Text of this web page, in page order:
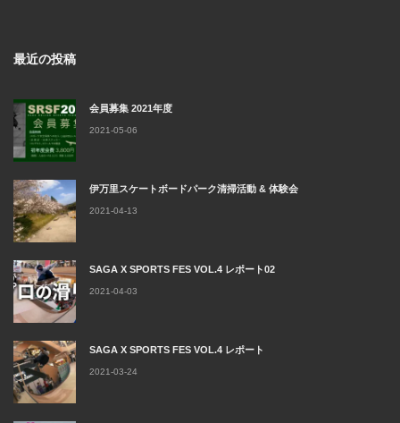
最近の投稿
会員募集 2021年度
2021-05-06
伊万里スケートボードパーク清掃活動 & 体験会
2021-04-13
SAGA X SPORTS FES VOL.4 レポート02
2021-04-03
SAGA X SPORTS FES VOL.4 レポート
2021-03-24